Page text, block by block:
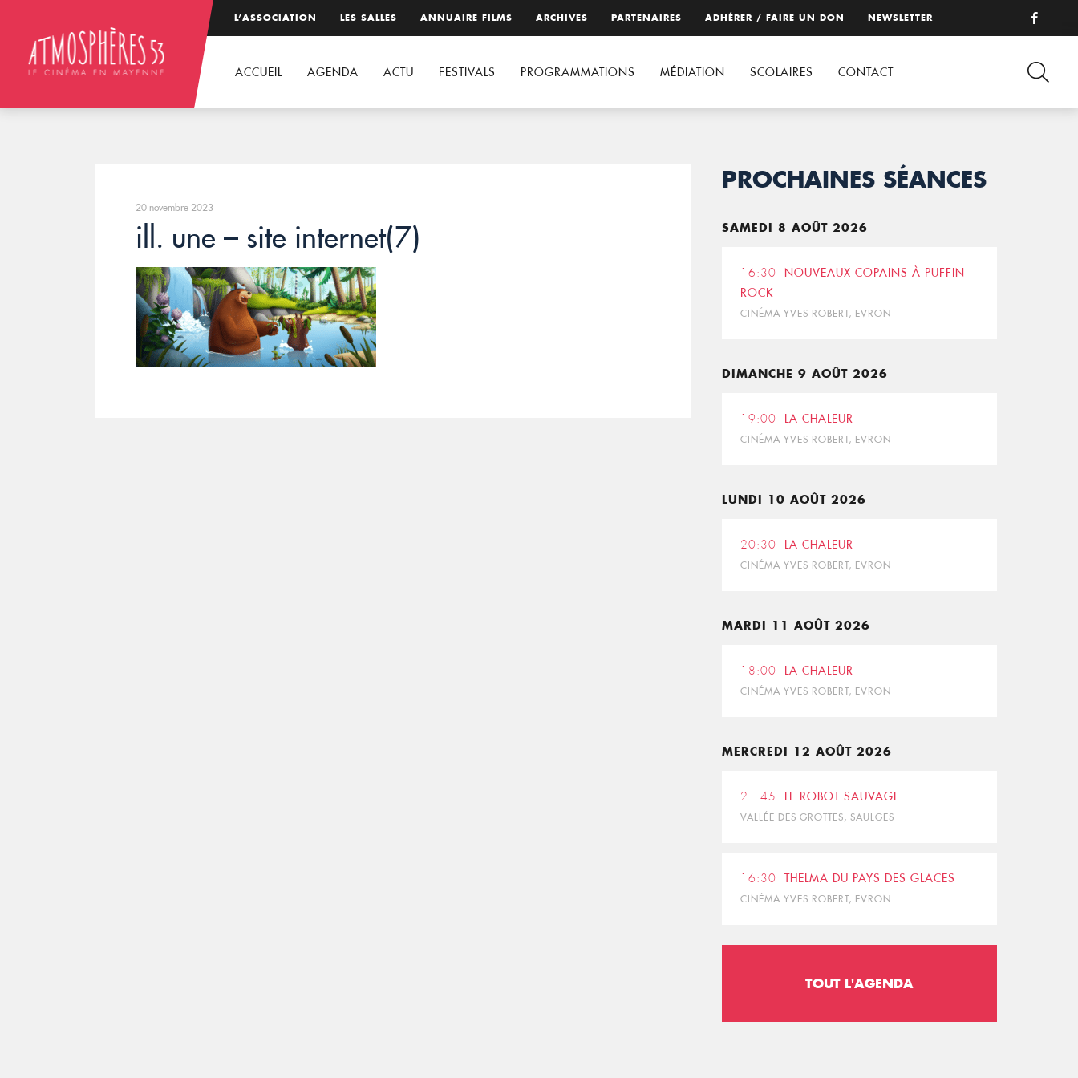
L’ASSOCIATION LES SALLES ANNUAIRE FILMS ARCHIVES PARTENAIRES ADHÉRER / FAIRE UN DON NEWSLETTER
ACCUEIL AGENDA ACTU FESTIVALS PROGRAMMATIONS MÉDIATION SCOLAIRES CONTACT
20 novembre 2023
ill. une – site internet(7)
PROCHAINES SÉANCES
SAMEDI 8 AOÛT 2026
16:30
NOUVEAUX COPAINS À PUFFIN
ROCK
CINÉMA YVES ROBERT, EVRON
DIMANCHE 9 AOÛT 2026
19:00 LA CHALEUR
CINÉMA YVES ROBERT, EVRON
LUNDI 10 AOÛT 2026
20:30 LA CHALEUR
CINÉMA YVES ROBERT, EVRON
MARDI 11 AOÛT 2026
18:00 LA CHALEUR
CINÉMA YVES ROBERT, EVRON
MERCREDI 12 AOÛT 2026
21:45 LE ROBOT SAUVAGE
VALLÉE DES GROTTES, SAULGES
16:30 THELMA DU PAYS DES GLACES
CINÉMA YVES ROBERT, EVRON
TOUT L'AGENDA